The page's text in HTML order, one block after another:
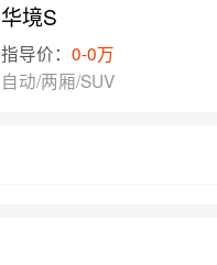
华境S
指导价：0-0万
自动/两厢/SUV